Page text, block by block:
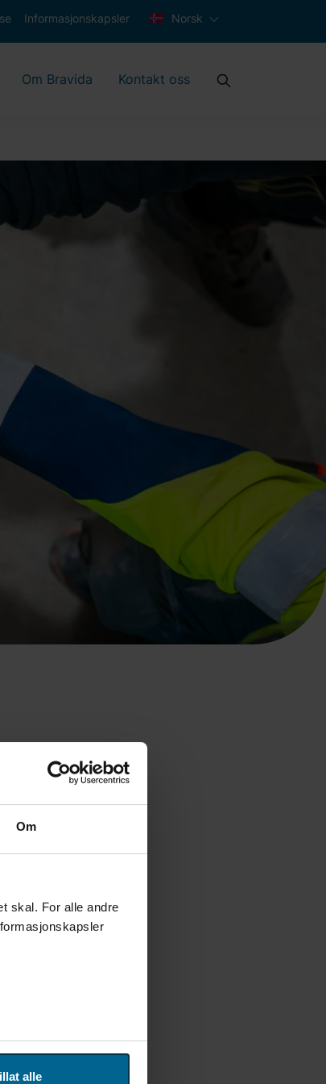
Om
skal. For alle andre
medier og
som de har
alle
Informasjonskapsler Norsk
Om Bravida Kontakt oss